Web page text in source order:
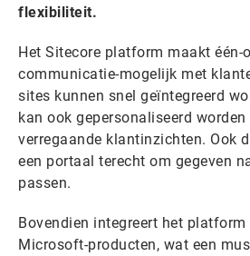
flexibiliteit.
Het Sitecore platform maakt één-
communicatie-mogelijk met
sites kunnen snel geïntegreerd
kan ook gepersonaliseerd
verregaande klantinzichten. Ook
een portaal terecht om gegeven
passen.
Bovendien integreert het
Microsoft-producten, wat een